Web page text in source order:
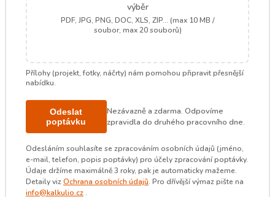
výběr
PDF, JPG, PNG, DOC, XLS, ZIP... (max 10 MB /
soubor, max 20 souborů)
Přílohy (projekt, fotky, náčrty) nám pomohou připravit přesnější
nabídku.
Odeslat
poptávku
Nezávazně a zdarma. Odpovíme
zpravidla do druhého pracovního dne.
Odesláním souhlasíte se zpracováním osobních údajů (jméno,
e-mail, telefon, popis poptávky) pro účely zpracování poptávky.
Údaje držíme maximálně 3 roky, pak je automaticky mažeme.
Detaily vizOchrana osobních údajů. Pro dřívější výmaz pište na
info@kalkulio.cz .